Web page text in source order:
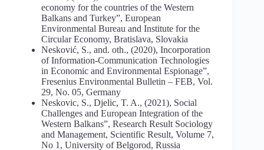
economy for the countries of the Western
Balkans and Turkey”, European
Environmental Bureau and Institute for the
Circular Economy, Bratislava, Slovakia
Nesković, S., and. oth., (2020), Incorporation
of Information-Communication Technologies
in Economic and Environmental Espionage”,
Fresenius Environmental Bulletin – FEB, Vol.
29, No. 05, Germany
Neskovic, S., Djelic, T. A., (2021), Social
Challenges and European Integration of the
Western Balkans”, Research Result Sociology
and Management, Scientific Result, Volume 7,
No 1, University of Belgorod, Russia